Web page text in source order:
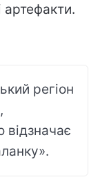
артефакти.
регіон
відзначає